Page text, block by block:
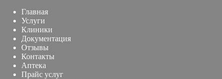
Главная
Услуги
Клиники
Документация
Отзывы
Контакты
Аптека
Прайс услуг